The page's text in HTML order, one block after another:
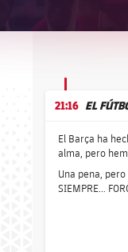
21:16 EL
El Barça ha
alma, pero
Una pena,
SIEMPRE...